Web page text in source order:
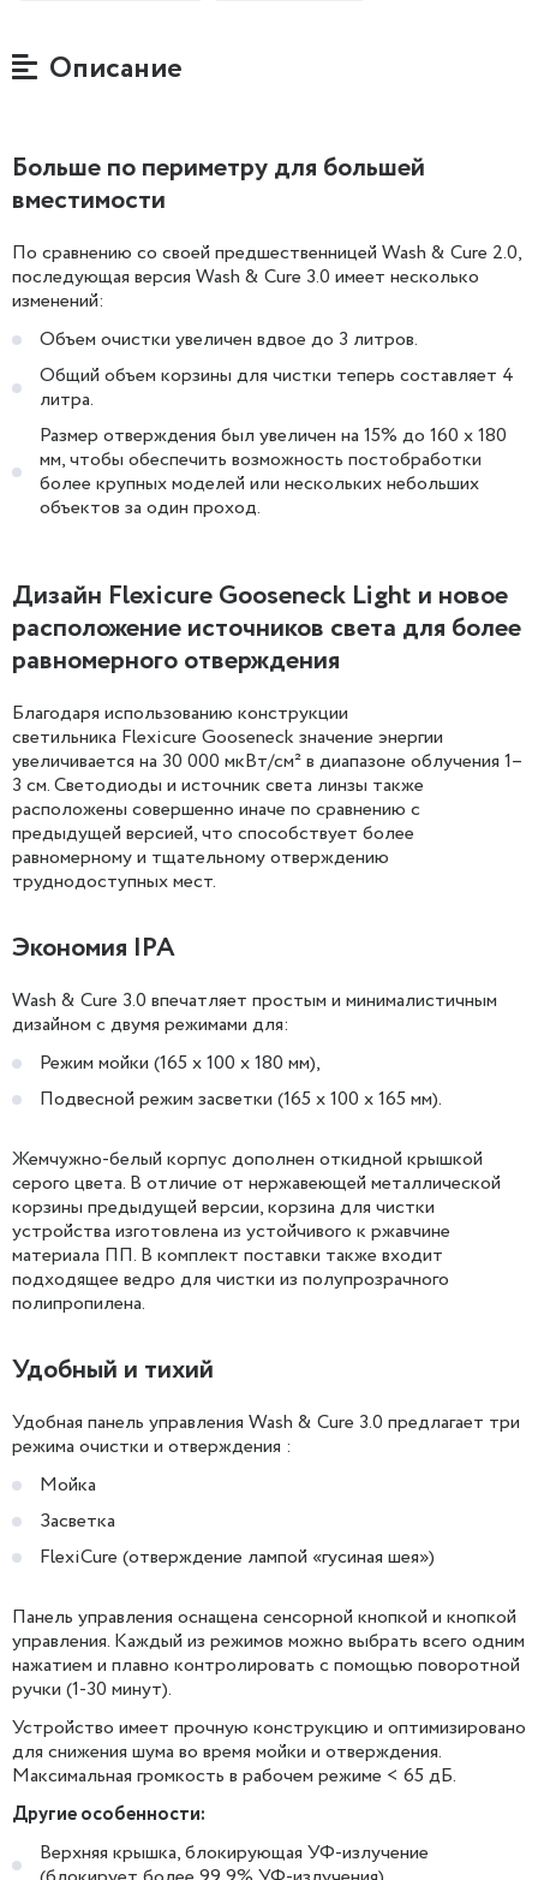
Описание
Больше по периметру для большей
вместимости
По сравнению со своей предшественницей Wash & Cure 2.0,
последующая версия Wash & Cure 3.0 имеет несколько
изменений:
Объем очистки увеличен вдвое до 3 литров.
Общий объем корзины для чистки теперь составляет 4
литра.
Размер отверждения был увеличен на 15% до 160 x 180
мм, чтобы обеспечить возможность постобработки
более крупных моделей или нескольких небольших
объектов за один проход.
Дизайн Flexicure Gooseneck Light и новое
расположение источников света для более
равномерного отверждения
Благодаря использованию конструкции
светильника Flexicure Gooseneck значение энергии
увеличивается на 30 000 мкВт/см² в диапазоне облучения 1–
3 см. Светодиоды и источник света линзы также
расположены совершенно иначе по сравнению с
предыдущей версией, что способствует более
равномерному и тщательному отверждению
труднодоступных мест.
Экономия IPA
Wash & Cure 3.0 впечатляет простым и минималистичным
дизайном с двумя режимами для:
Режим мойки (165 х 100 х 180 мм),
Подвесной режим засветки (165 х 100 х 165 мм).
Жемчужно-белый корпус дополнен откидной крышкой
серого цвета. В отличие от нержавеющей металлической
корзины предыдущей версии, корзина для чистки
устройства изготовлена ​​из устойчивого к ржавчине
материала ПП. В комплект поставки также входит
подходящее ведро для чистки из полупрозрачного
полипропилена.
Удобный и тихий
Удобная панель управления Wash & Cure 3.0 предлагает три
режима очистки и отверждения :
Мойка
Засветка
FlexiCure (отверждение лампой «гусиная шея»)
Панель управления оснащена сенсорной кнопкой и кнопкой
управления. Каждый из режимов можно выбрать всего одним
нажатием и плавно контролировать с помощью поворотной
ручки (1-30 минут).
Устройство имеет прочную конструкцию и оптимизировано
для снижения шума во время мойки и отверждения.
Максимальная громкость в рабочем режиме < 65 дБ.
Другие особенности:
Верхняя крышка, блокирующая УФ-излучение